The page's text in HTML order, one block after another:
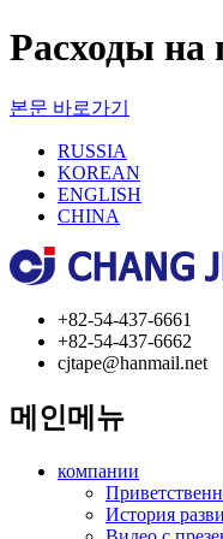
Расходы на
본문 바로가기
RUSSIA
KOREAN
ENGLISH
CHINA
+82-54-437-6661
+82-54-437-6662
cjtape@hanmail.net
메인메뉴
компании
История